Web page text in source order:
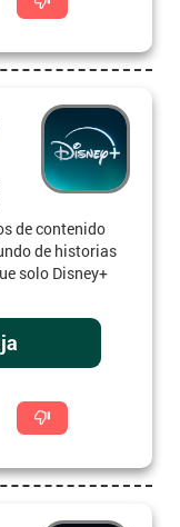
de contenido
de historias
solo Disney+